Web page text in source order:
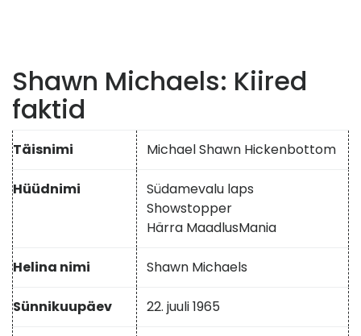
Shawn Michaels: Kiired
faktid
Täisnimi Michael Shawn Hickenbottom
Hüüdnimi
Südamevalu laps
Showstopper
Härra MaadlusMania
Helina nimi Shawn Michaels
Sünnikuupäev 22. juuli 1965